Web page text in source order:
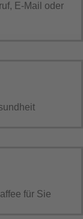
E-Mail oder
für Sie